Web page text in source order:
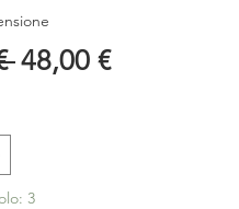
Prezzo
48,00 €Prezzo
3